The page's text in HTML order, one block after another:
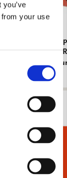
your use
haori with
€ 9,99
Bestseller!
Cadeaukiezer